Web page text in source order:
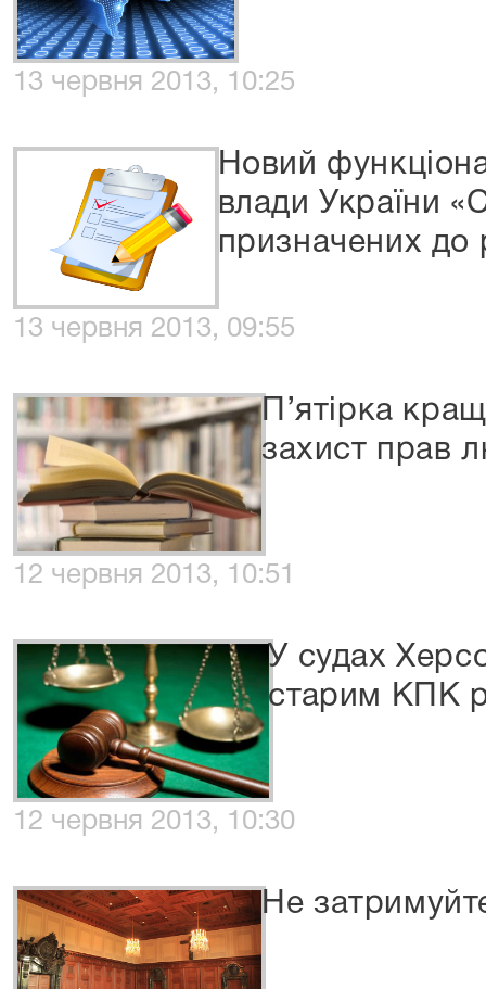
13 червня 2013, 10:25
Новий
влади України
призначених до
13 червня 2013, 09:55
П’ятірка
захист прав
12 червня 2013, 10:51
У судах
старим КПК
12 червня 2013, 10:30
Не